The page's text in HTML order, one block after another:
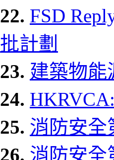
22. FSD
批計劃
23. 建築物能
24.
25. 消防安全
26. 消防安全